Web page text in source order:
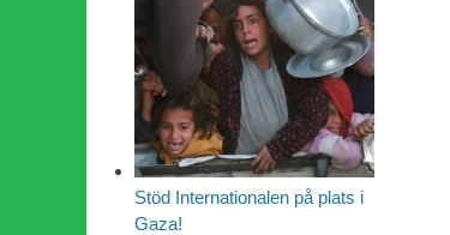
Stöd Internationalen på plats i
Gaza!